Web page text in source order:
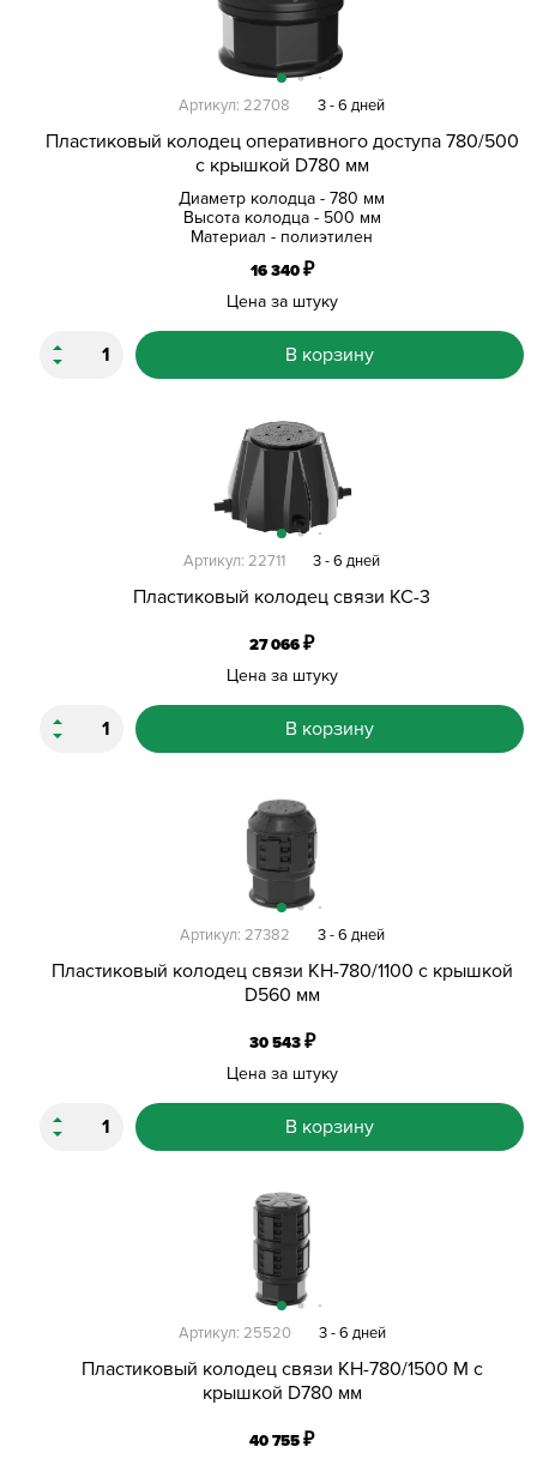
Пластиковый колодец оперативного доступа 780/500
с крышкой D780 мм
Диаметр колодца - 780 мм
Высота колодца - 500 мм
Материал - полиэтилен
Артикул: 22708 3 - 6 дней
16 340₽
Цена за штуку
В корзину
Пластиковый колодец связи КС-3
Артикул: 22711 3 - 6 дней
27 066₽
Цена за штуку
В корзину
Пластиковый колодец связи КН-780/1100 с крышкой
D560 мм
Артикул: 27382 3 - 6 дней
30 543₽
Цена за штуку
В корзину
Пластиковый колодец связи КН-780/1500 М с
крышкой D780 мм
Артикул: 25520 3 - 6 дней
40 755₽